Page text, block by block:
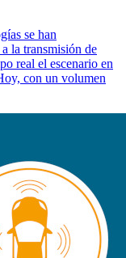
se han
la transmisión de
real el escenario en
con un volumen